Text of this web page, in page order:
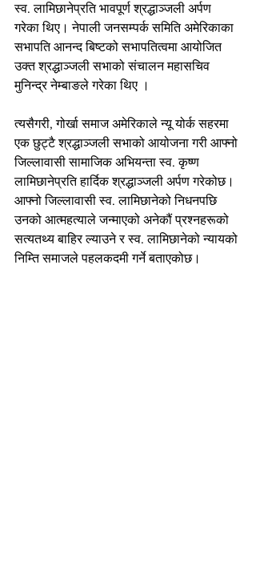
स्व. लामिछानेप्रति भावपूर्ण श्रद्धाञ्जली अर्पण
गरेका थिए। नेपाली जनसम्पर्क समिति अमेरिकाका
सभापति आनन्द बिष्टको सभापतित्वमा आयोजित
उक्त श्रद्धाञ्जली सभाको संचालन महासचिव
मुनिन्द्र नेम्बाङले गरेका थिए ।
त्यसैगरी, गोर्खा समाज अमेरिकाले न्यू योर्क सहरमा
एक छुट्टै श्रद्धाञ्जली सभाको आयोजना गरी आफ्नो
जिल्लावासी सामाजिक अभियन्ता स्व. कृष्ण
लामिछानेप्रति हार्दिक श्रद्धाञ्जली अर्पण गरेकोछ।
आफ्नो जिल्लावासी स्व. लामिछानेको निधनपछि
उनको आत्महत्याले जन्माएको अनेकौं प्रश्नहरूको
सत्यतथ्य बाहिर ल्याउने र स्व. लामिछानेको न्यायको
निम्ति समाजले पहलकदमी गर्ने बताएकोछ।